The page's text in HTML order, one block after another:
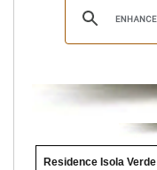
Residence Isola Verde